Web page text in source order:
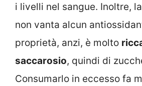
i livelli nel sangue. Inoltre,
non vanta alcun
proprietà, anzi, è molto
saccarosio, quindi di
Consumarlo in eccesso fa